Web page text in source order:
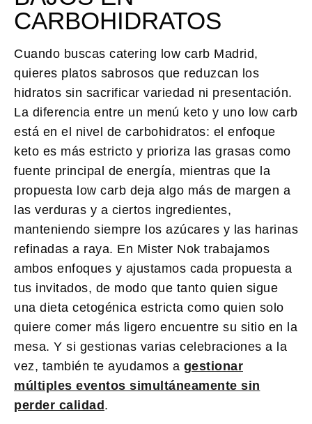
CARBOHIDRATOS
Cuando buscas catering low carb Madrid,
quieres platos sabrosos que reduzcan los
hidratos sin sacrificar variedad ni presentación.
La diferencia entre un menú keto y uno low carb
está en el nivel de carbohidratos: el enfoque
keto es más estricto y prioriza las grasas como
fuente principal de energía, mientras que la
propuesta low carb deja algo más de margen a
las verduras y a ciertos ingredientes,
manteniendo siempre los azúcares y las harinas
refinadas a raya. En Mister Nok trabajamos
ambos enfoques y ajustamos cada propuesta a
tus invitados, de modo que tanto quien sigue
una dieta cetogénica estricta como quien solo
quiere comer más ligero encuentre su sitio en la
mesa. Y si gestionas varias celebraciones a la
vez, también te ayudamos a gestionar
múltiples eventos simultáneamente sin
perder calidad.